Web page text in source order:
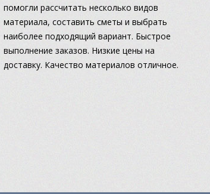
помогли рассчитать несколько видов
материала, составить сметы и выбрать
наиболее подходящий вариант. Быстрое
выполнение заказов. Низкие цены на
доставку. Качество материалов отличное.